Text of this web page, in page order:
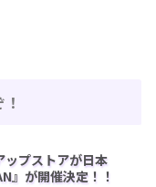
ップストアが日本
』が開催決定！！